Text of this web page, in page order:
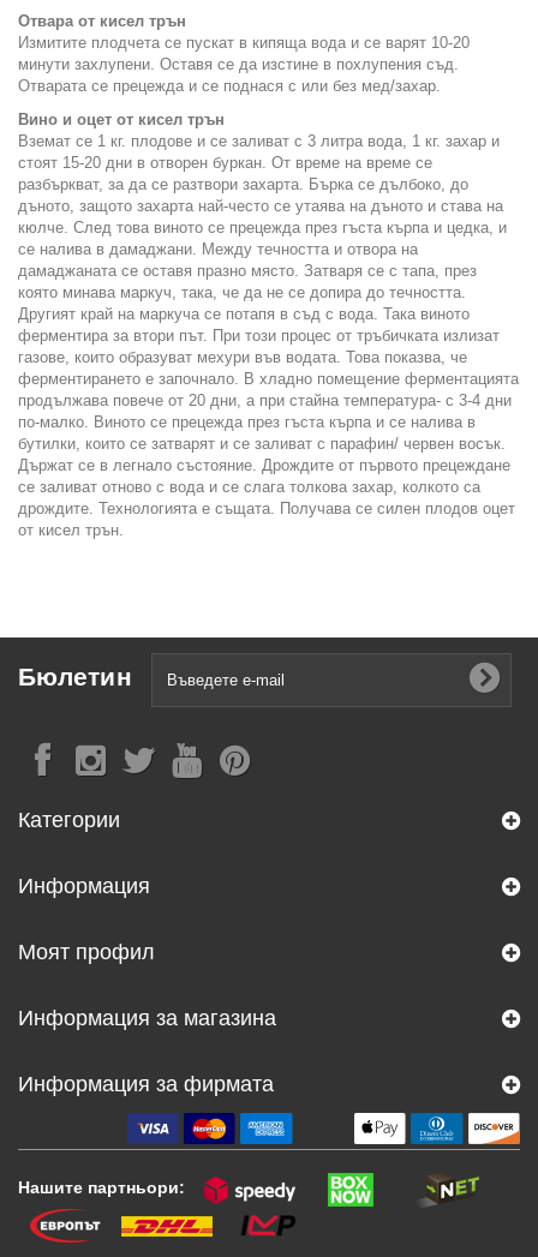
Отвара от кисел трън
Измитите плодчета се пускат в кипяща вода и се варят 10-20
минути захлупени. Оставя се да изстине в похлупения съд.
Отварата се прецежда и се поднася с или без мед/захар.
Вино и оцет от кисел трън
Вземат се 1 кг. плодове и се заливат с 3 литра вода, 1 кг. захар и
стоят 15-20 дни в отворен буркан. От време на време се
разбъркват, за да се разтвори захарта. Бърка се дълбоко, до
дъното, защото захарта най-често се утаява на дъното и става на
кюлче. След това виното се прецежда през гъста кърпа и цедка, и
се налива в дамаджани. Между течността и отвора на
дамаджаната се оставя празно място. Затваря се с тапа, през
която минава маркуч, така, че да не се допира до течността.
Другият край на маркуча се потапя в съд с вода. Така виното
ферментира за втори път. При този процес от тръбичката излизат
газове, които образуват мехури във водата. Това показва, че
ферментирането е започнало. В хладно помещение ферментацията
продължава повече от 20 дни, а при стайна температура- с 3-4 дни
по-малко. Виното се прецежда през гъста кърпа и се налива в
бутилки, които се затварят и се заливат с парафин/ червен восък.
Държат се в легнало състояние. Дрождите от първото прецеждане
се заливат отново с вода и се слага толкова захар, колкото са
дрождите. Технологията е същата. Получава се силен плодов оцет
от кисел трън.
Бюлетин
Категории
Информация
Моят профил
Информация за магазина
Информация за фирмата
Нашите партньори: